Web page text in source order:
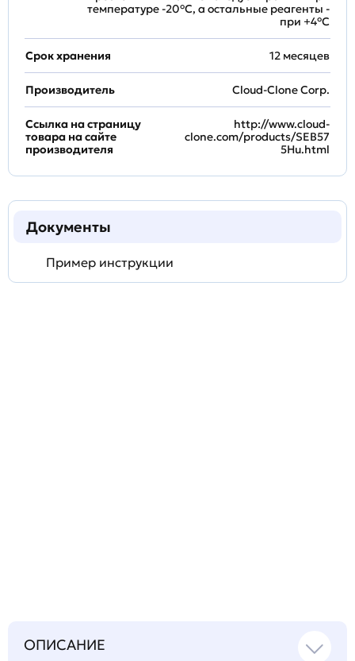
температуре -20°C, а остальные реагенты -
при +4°С
Срок хранения 12 месяцев
Производитель Cloud-Clone Corp.
Ссылка на страницу
товара на сайте
производителя
http://www.cloud-
clone.com/products/SEB57
5Hu.html
Документы
Пример инструкции
ОПИСАНИЕ